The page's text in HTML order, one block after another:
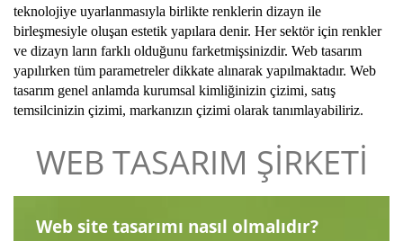
teknolojiye uyarlanmasıyla birlikte renklerin dizayn ile
birleşmesiyle oluşan estetik yapılara denir. Her sektör için renkler
ve dizayn ların farklı olduğunu farketmişsinizdir. Web tasarım
yapılırken tüm parametreler dikkate alınarak yapılmaktadır. Web
tasarım genel anlamda kurumsal kimliğinizin çizimi, satış
temsilcinizin çizimi, markanızın çizimi olarak tanımlayabiliriz.
WEB TASARIM ŞİRKETİ
Web site tasarımı nasıl olmalıdır?